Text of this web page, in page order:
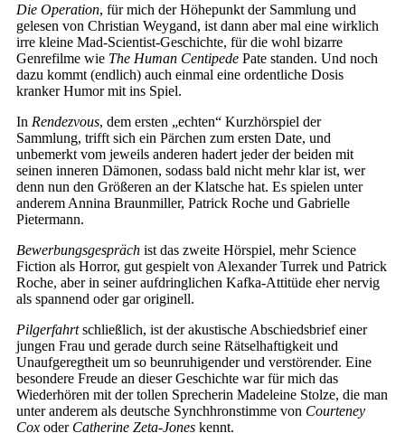
Die Operation, für mich der Höhepunkt der Sammlung und
gelesen von Christian Weygand, ist dann aber mal eine wirklich
irre kleine Mad-Scientist-Geschichte, für die wohl bizarre
Genrefilme wie The Human Centipede Pate standen. Und noch
dazu kommt (endlich) auch einmal eine ordentliche Dosis
kranker Humor mit ins Spiel.
In Rendezvous, dem ersten „echten“ Kurzhörspiel der
Sammlung, trifft sich ein Pärchen zum ersten Date, und
unbemerkt vom jeweils anderen hadert jeder der beiden mit
seinen inneren Dämonen, sodass bald nicht mehr klar ist, wer
denn nun den Größeren an der Klatsche hat. Es spielen unter
anderem Annina Braunmiller, Patrick Roche und Gabrielle
Pietermann.
Bewerbungsgespräch ist das zweite Hörspiel, mehr Science
Fiction als Horror, gut gespielt von Alexander Turrek und Patrick
Roche, aber in seiner aufdringlichen Kafka-Attitüde eher nervig
als spannend oder gar originell.
Pilgerfahrtschließlich, ist der akustische Abschiedsbrief einer
jungen Frau und gerade durch seine Rätselhaftigkeit und
Unaufgeregtheit um so beunruhigender und verstörender. Eine
besondere Freude an dieser Geschichte war für mich das
Wiederhören mit der tollen Sprecherin Madeleine Stolze, die man
unter anderem als deutsche Synchhronstimme von Courteney
Cox oder Catherine Zeta-Jones kennt.